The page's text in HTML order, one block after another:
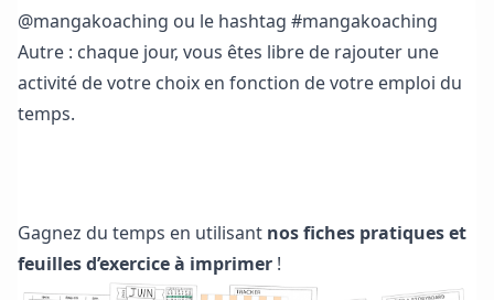
@mangakoaching ou le hashtag #mangakoaching
Autre : chaque jour, vous êtes libre de rajouter une
activité de votre choix en fonction de votre emploi du
temps.
Gagnez du temps en utilisant nos fiches pratiques et
feuilles d’exercice à imprimer !